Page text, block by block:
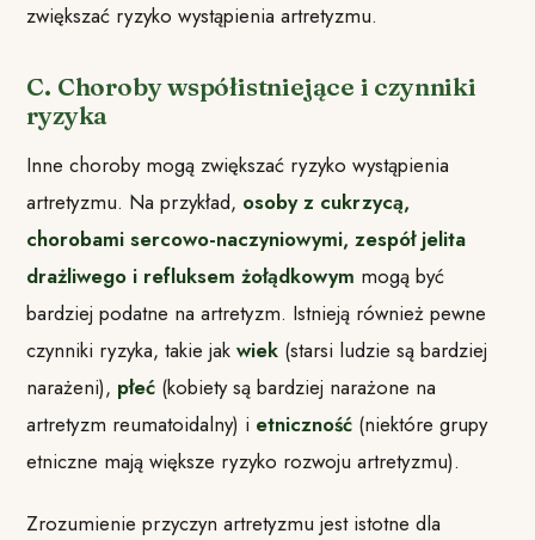
zwiększać ryzyko wystąpienia artretyzmu.
C. Choroby współistniejące i czynniki
ryzyka
Inne choroby mogą zwiększać ryzyko wystąpienia
artretyzmu. Na przykład, osoby z cukrzycą,
chorobami sercowo-naczyniowymi, zespół jelita
drażliwego i refluksem żołądkowym mogą być
bardziej podatne na artretyzm. Istnieją również pewne
czynniki ryzyka, takie jakwiek (starsi ludzie są bardziej
narażeni), płeć (kobiety są bardziej narażone na
artretyzm reumatoidalny) i etniczność (niektóre grupy
etniczne mają większe ryzyko rozwoju artretyzmu).
Zrozumienie przyczyn artretyzmu jest istotne dla